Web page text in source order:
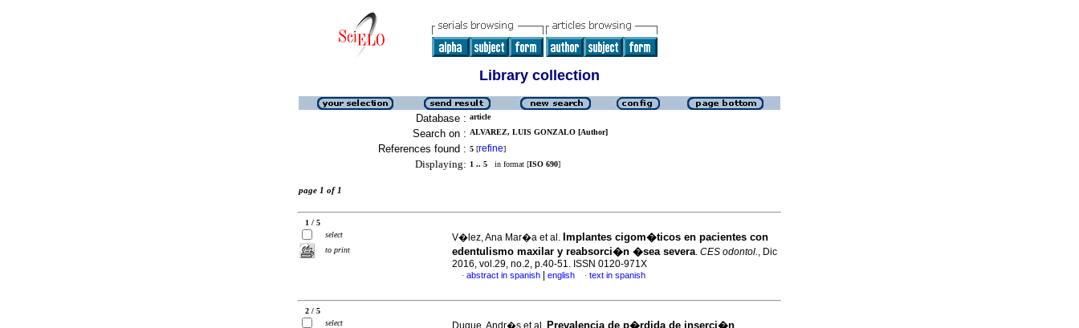
Library collection
Database : article
Search on : ALVAREZ, LUIS GONZALO [Author]
References found : 5 [refine]
Displaying: 1 .. 5 in format [ISO 690]
page 1 of 1
1 / 5
select
to print
V�lez, Ana Mar�a et al. Implantes cigom�ticos en pacientes con
edentulismo maxilar y reabsorci�n �sea severa. CES odontol., Dic
2016, vol.29, no.2, p.40-51. ISSN 0120-971X
· abstract in spanish english · text in spanish
2 / 5
select
Duque, Andr�s et al. Prevalencia de p�rdida de inserci�n